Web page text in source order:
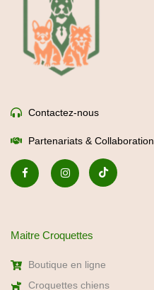
Contactez-nous
Partenariats & Collaborations
Boutique en ligne
Croquettes chiens
Don à une association